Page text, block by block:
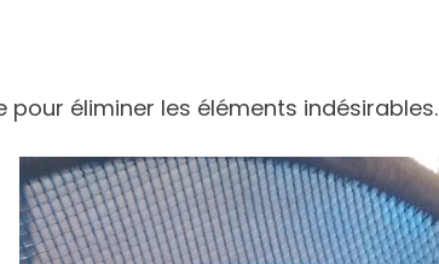
pour éliminer les éléments indésirables.